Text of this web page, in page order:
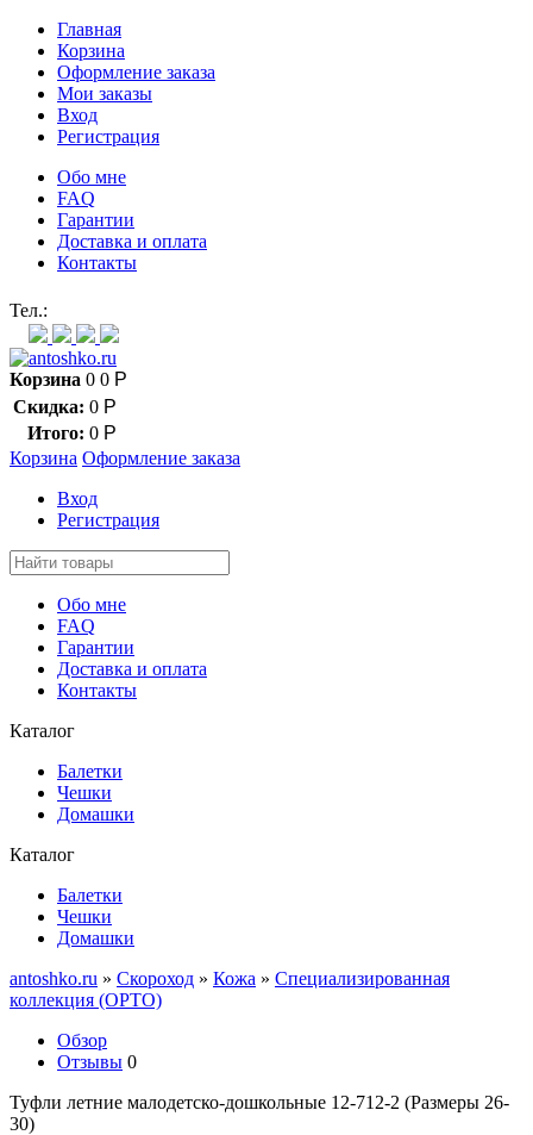
Главная
Корзина
Оформление заказа
Мои заказы
Вход
Регистрация
Обо мне
FAQ
Гарантии
Доставка и оплата
Контакты
Тел.:
Корзина 0 0 Р
Скидка: 0 Р
Итого: 0 Р
Корзина Оформление заказа
Вход
Регистрация
Обо мне
FAQ
Гарантии
Доставка и оплата
Контакты
Каталог
Балетки
Чешки
Домашки
Каталог
Балетки
Чешки
Домашки
antoshko.ru » Скороход » Кожа » Специализированная
коллекция (ОРТО)
Обзор
Отзывы 0
Туфли летние малодетско-дошкольные 12-712-2 (Размеры 26-
30)